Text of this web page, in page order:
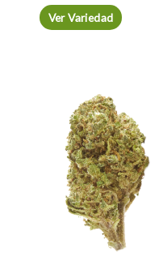
Ver Variedad